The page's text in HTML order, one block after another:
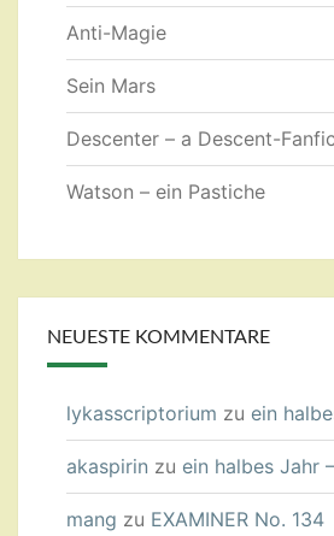
Anti-Magie
Sein Mars
Descenter – a Descent-Fanfic
Watson – ein Pastiche
NEUESTE KOMMENTARE
lykasscriptorium zu ein
akaspirin zu ein halbes Jahr
mang zu EXAMINER No. 134